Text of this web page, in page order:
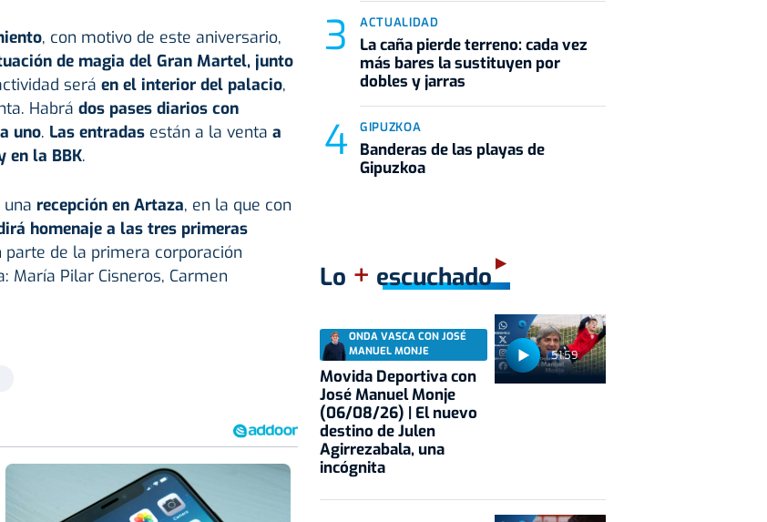
, con motivo de este aniversario,
de magia del Gran Martel, junto
será en el interior del palacio,
Habrá dos pases diarios con
uno. Las entradas están a la venta a
en la BBK.
recepción en Artaza, en la que con
homenaje a las tres primeras
de la primera corporación
María Pilar Cisneros, Carmen
ACTUALIDAD
La caña pierde terreno: cada vez
más bares la sustituyen por
dobles y jarras
GIPUZKOA
Banderas de las playas de
Gipuzkoa
Lo + escuchado
51:59
ONDA VASCA CON JOSÉ
MANUEL MONJE
Movida Deportiva con
José Manuel Monje
(06/08/26) | El nuevo
destino de Julen
Agirrezabala, una
incógnita